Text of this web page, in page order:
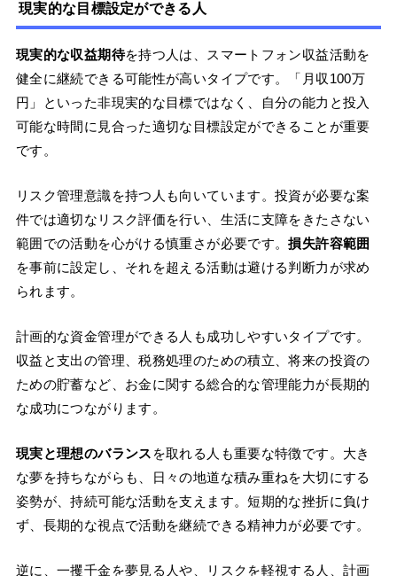
現実的な目標設定ができる人
現実的な収益期待を持つ人は、スマートフォン収益活動を
健全に継続できる可能性が高いタイプです。「月収100万
円」といった非現実的な目標ではなく、自分の能力と投入
可能な時間に見合った適切な目標設定ができることが重要
です。
リスク管理意識を持つ人も向いています。投資が必要な案
件では適切なリスク評価を行い、生活に支障をきたさない
範囲での活動を心がける慎重さが必要です。損失許容範囲
を事前に設定し、それを超える活動は避ける判断力が求め
られます。
計画的な資金管理ができる人も成功しやすいタイプです。
収益と支出の管理、税務処理のための積立、将来の投資の
ための貯蓄など、お金に関する総合的な管理能力が長期的
な成功につながります。
現実と理想のバランス を取れる人も重要な特徴です。大き
な夢を持ちながらも、日々の地道な積み重ねを大切にする
姿勢が、持続可能な活動を支えます。短期的な挫折に負け
ず、長期的な視点で活動を継続できる精神力が必要です。
逆に、一攫千金を夢見る人や、リスクを軽視する人、計画